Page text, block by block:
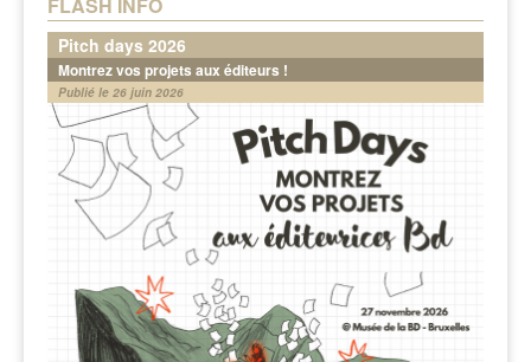
Pitch days 2026
Montrez vos projets aux éditeurs !
Publié le 26 juin 2026